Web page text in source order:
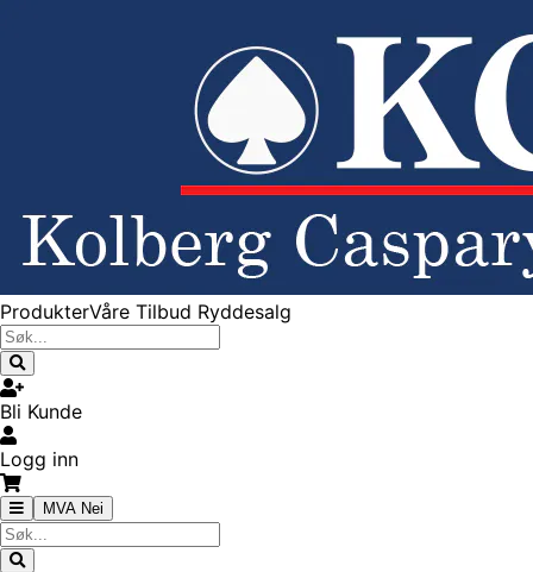
ProdukterVåre Tilbud Ryddesalg
Bli Kunde
Logg inn
MVA Nei